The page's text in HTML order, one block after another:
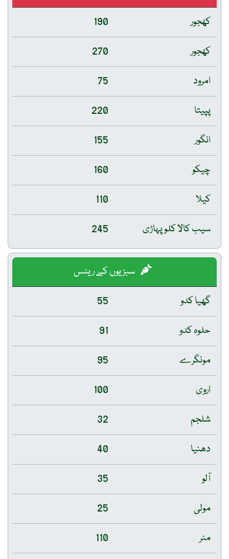
کھجور
190
کھجور
270
امرود
75
پپیتا
220
انگور
155
چیکو
160
کیلا
110
سیب کالا کلو پہاڑی
245
سبزیوں کے ریٹس
گھیا کدو
55
حلوہ کدو
91
مونگرے
95
اروی
100
شلجم
32
دھنیا
40
آلو
35
مولی
25
مٹر
110